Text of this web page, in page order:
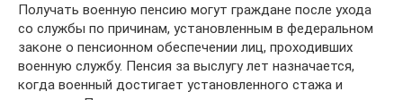
Получать военную пенсию могут граждане после ухода
со службы по причинам, установленным в федеральном
законе о пенсионном обеспечении лиц, проходивших
военную службу. Пенсия за выслугу лет назначается,
когда военный достигает установленного стажа и